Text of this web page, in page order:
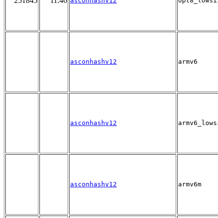
asconhashv12 armv6
asconhashv12
asconhashv12 armv6m